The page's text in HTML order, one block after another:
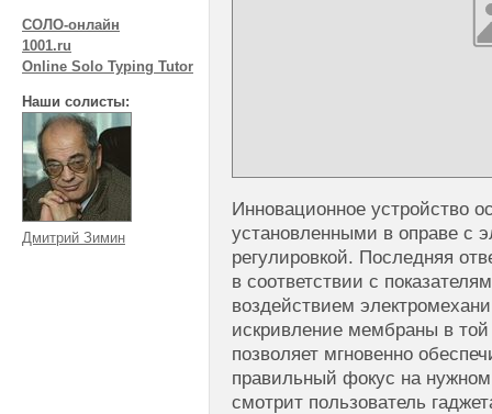
СОЛО-онлайн
1001.ru
Online Solo Typing Tutor
Наши солисты:
Дмитрий Зимин
Инновационное устройство
установленными в оправе с
регулировкой. Последняя
в соответствии с
воздействием
искривление мембраны в
позволяет мгновенно
правильный фокус на
смотрит пользователь